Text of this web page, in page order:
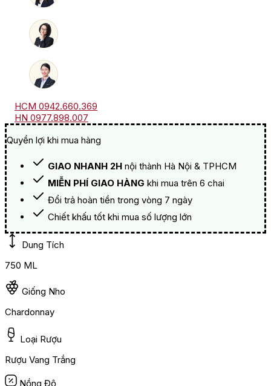
HCM 0942.660.369
HN 0977.898.007
Quyền lợi khi mua hàng
GIAO NHANH 2H nội thành Hà Nội & TPHCM
MIỄN PHÍ GIAO HÀNG khi mua trên 6 chai
Đổi trả hoàn tiền trong vòng 7 ngày
Chiết khấu tốt khi mua số lượng lớn
Dung Tích
750 ML
Giống Nho
Chardonnay
Loại Rượu
Rượu Vang Trắng
Nồng Độ